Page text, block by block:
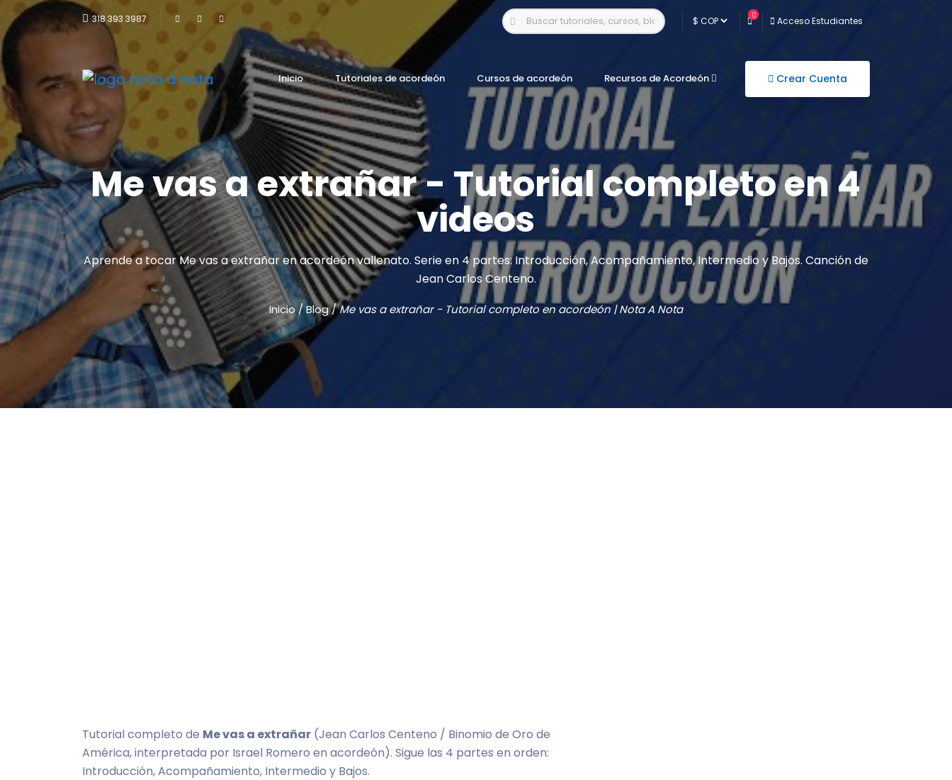
318 393 3987 0 Acceso Estudiantes
Inicio Tutoriales de acordeón Cursos de acordeón Recursos de Acordeón Crear Cuenta
Me vas a extrañar - Tutorial completo en 4
videos
Aprende a tocar Me vas a extrañar en acordeón vallenato. Serie en 4 partes: Introducción, Acompañamiento, Intermedio y Bajos. Canción de
Jean Carlos Centeno.
Inicio/Blog/Me vas a extrañar - Tutorial completo en acordeón | Nota A Nota
Tutorial completo de Me vas a extrañar(Jean Carlos Centeno / Binomio de Oro de
América, interpretada por Israel Romero en acordeón). Sigue las 4 partes en orden:
Introducción, Acompañamiento, Intermedio y Bajos.